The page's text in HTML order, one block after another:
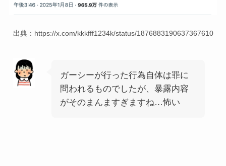
出典：https://x.com/kkkfff1234k/status/1876883190637367610
ガーシーが行った行為自体は罪に
問われるものでしたが、暴露内容
がそのまんますぎますね…怖い